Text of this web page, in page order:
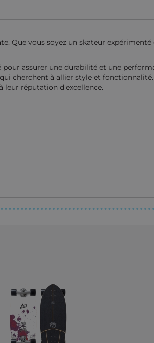
Que vous soyez un skateur
pour assurer une durabilité et une
cherchent à allier style et fonctionnalité.
leur réputation d'excellence.